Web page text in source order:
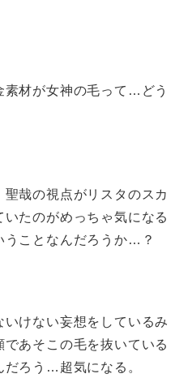
素材が女神の毛って…どう
哉の視点がリスタのスカ
たのがめっちゃ気になる
ことなんだろうか…？
けない妄想をしているみ
あそこの毛を抜いている
だろう…超気になる。